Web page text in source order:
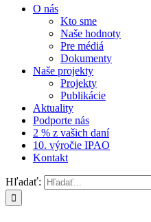
O nás
Kto sme
Naše hodnoty
Pre médiá
Dokumenty
Naše projekty
Projekty
Publikácie
Aktuality
Podporte nás
2 % z vašich daní
10. výročie IPAO
Kontakt
Hľadať: